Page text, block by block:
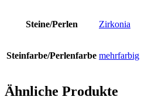
Steine/Perlen Zirkonia
Steinfarbe/Perlenfarbe mehrfarbig
Ähnliche Produkte